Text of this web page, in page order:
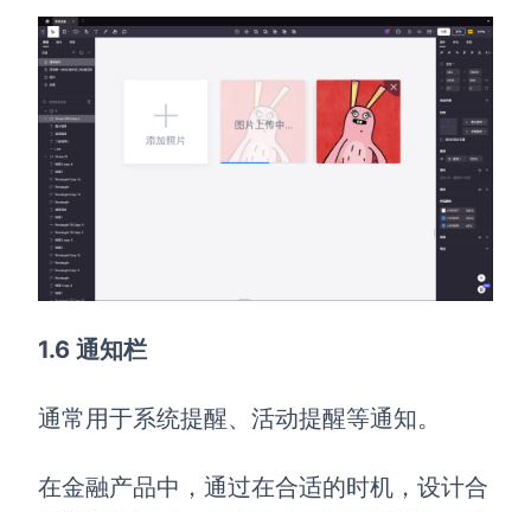
1.6 通知栏
通常用于系统提醒、活动提醒等通知。
在金融产品中，通过在合适的时机，设计合